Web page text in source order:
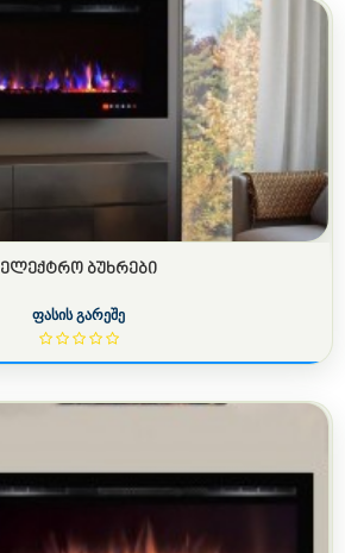
ᲔᲚᲔᲥᲢᲠᲝ ᲑᲣᲮᲠᲔᲑᲘ
ფასის გარეშე